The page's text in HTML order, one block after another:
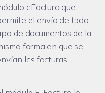
eFactura que
el envío de todo
de documentos de la
forma en que se
las facturas.